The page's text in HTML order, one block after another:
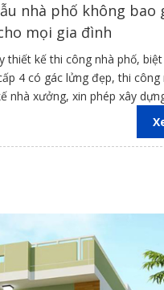
nhà phố không bao
mọi gia đình
thiết kế thi công nhà phố,
4 có gác lửng đẹp, thi
nhà xưởng, xin phép xây
Đồng Nai, Bình Dương, TP